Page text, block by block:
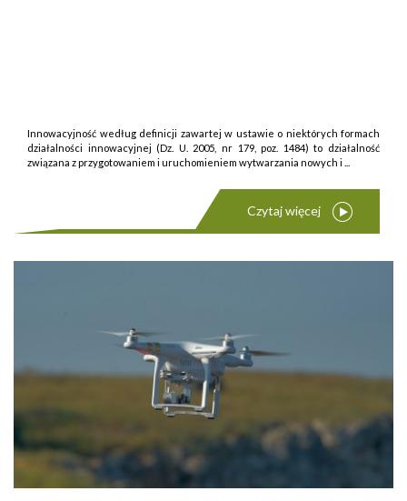
Innowacyjność według definicji zawartej w ustawie o niektórych formach
działalności innowacyjnej (Dz. U. 2005, nr 179, poz. 1484) to działalność
związana z przygotowaniem i uruchomieniem wytwarzania nowych i ...
Czytaj więcej